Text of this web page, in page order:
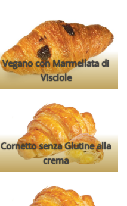
Vegano con Marmellata di
Visciole
Cornetto senza Glutine alla
crema